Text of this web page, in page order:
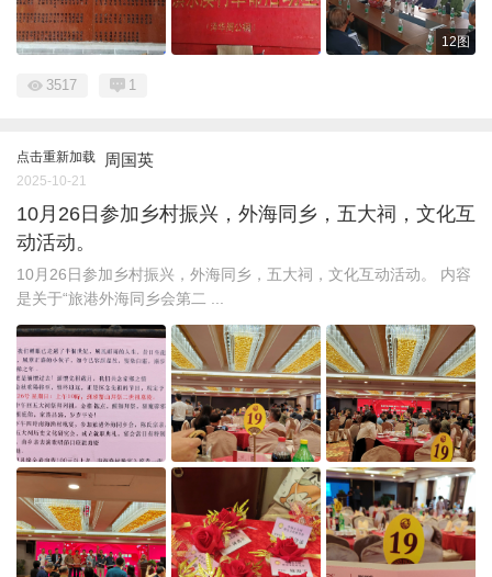
12图
3517 1
点击重新加载 周国英
2025-10-21
10月26日参加乡村振兴，外海同乡，五大祠，文化互
动活动。
10月26日参加乡村振兴，外海同乡，五大祠，文化互动活动。 内容
是关于“旅港外海同乡会第二 ...